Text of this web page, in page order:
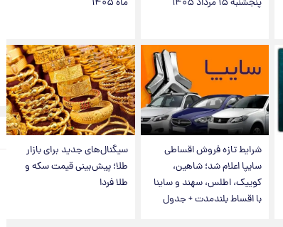
پنجشنبه ۱۵ مرداد ۱۴۰۵
ماه ۱۴۰۵
شرایط تازه فروش اقساطی
سایپا اعلام شد؛ شاهین،
کوییک، اطلس، سهند و ساینا
با اقساط بلندمدت + جدول
سیگنال‌های جدید برای بازار
طلا؛ پیش‌بینی قیمت سکه و
طلا فردا